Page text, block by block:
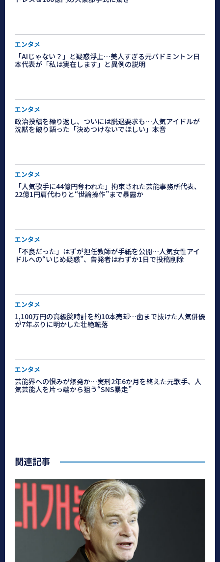
エンタメ
「AIじゃない？」と疑惑浮上…美人すぎる元バドミントン日
本代表が「私は実在します」と異例の説明
エンタメ
政治投稿を繰り返し、ついには脱退要求も…人気アイドルが
沈黙を破り語った「決めつけないでほしい」本音
エンタメ
「人気歌手に44億円奪われた」拘束された芸能事務所代表、
22億1円肩代わりと“世論操作”まで暴露か
エンタメ
「不良だった」はずが担任教師が手紙を公開…人気女性アイ
ドルへの“いじめ疑惑”、告発者はわずか1日で投稿削除
エンタメ
1,100万円の高級腕時計を約10本売却…歯まで抜けた人気俳優
が7年ぶりに明かした壮絶転落
エンタメ
芸能界への恨みが爆発か…実刑2年6か月を終えた元歌手、人
気芸能人を片っ端から狙う“SNS暴走”
関連記事